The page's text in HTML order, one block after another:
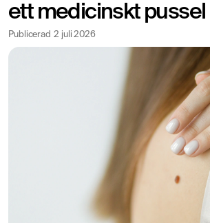
ett medicinskt pussel
Publicerad 2 juli 2026